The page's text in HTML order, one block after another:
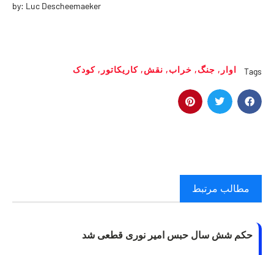
by: Luc Descheemaeker
Tags اوار , جنگ, خراب, نقش, کاریکاتور , کودک
مطالب مرتبط
حکم شش سال حبس امیر نوری قطعی شد